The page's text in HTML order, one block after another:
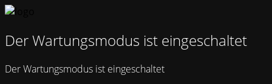
Der Wartungsmodus ist eingeschaltet
Der Wartungsmodus ist eingeschaltet